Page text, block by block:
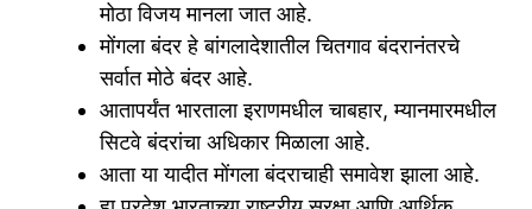
मोठा विजय मानला जात आहे.
मोंगला बंदर हे बांगलादेशातील चितगाव बंदरानंतरचे
सर्वात मोठे बंदर आहे.
आतापर्यंत भारताला इराणमधील चाबहार, म्यानमारमधील
सिटवे बंदरांचा अधिकार मिळाला आहे.
आता या यादीत मोंगला बंदराचाही समावेश झाला आहे.